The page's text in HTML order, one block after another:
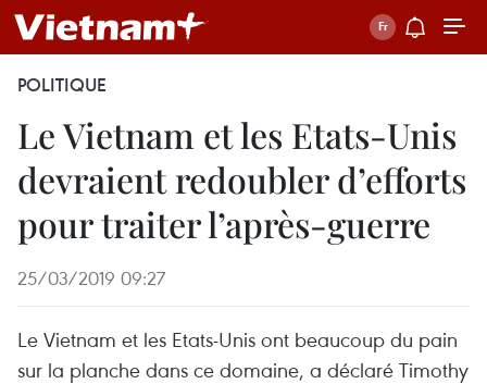
POLITIQUE
Le Vietnam et les Etats-Unis
devraient redoubler d’efforts
pour traiter l’après-guerre
25/03/2019 09:27
Le Vietnam et les Etats-Unis ont beaucoup du pain
sur la planche dans ce domaine, a déclaré Timothy